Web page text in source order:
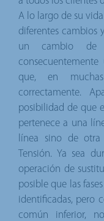
A lo largo de su
diferentes cambios
un cambio de
que, en
correctamente.
posibilidad de que
pertenece a una
línea sino de
Tensión. Ya sea
operación de
posible que las
identificadas, pero
común inferior,